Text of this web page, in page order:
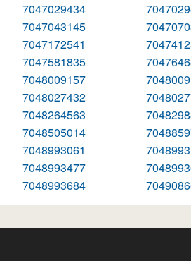
7047029434
7047043145
7047172541
7047581835
7048009157
7048027432
7048264563
7048505014
7048993061
7048993477
7048993684